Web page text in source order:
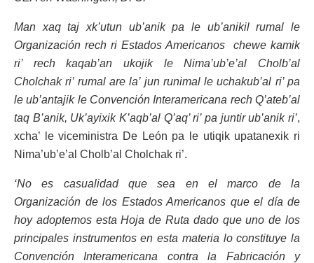
Man xaq taj xk’utun ub’anik pa le ub’anikil rumal le
Organización rech ri Estados Americanos chewe kamik
ri’ rech kaqab’an ukojik le Nima’ub’e’al Cholb’al
Cholchak ri’ rumal are la’ jun runimal le uchakub’al ri’ pa
le ub’antajik le Convención Interamericana rech Q’ateb’al
taq B’anik, Uk’ayixik K’aqb’al Q’aq’ ri’ pa juntir ub’anik ri’,
xcha’ le viceministra De León pa le utiqik upatanexik ri
Nima’ub’e’al Cholb’al Cholchak ri’.
‘No es casualidad que sea en el marco de la
Organización de los Estados Americanos que el día de
hoy adoptemos esta Hoja de Ruta dado que uno de los
principales instrumentos en esta materia lo constituye la
Convención Interamericana contra la Fabricación y